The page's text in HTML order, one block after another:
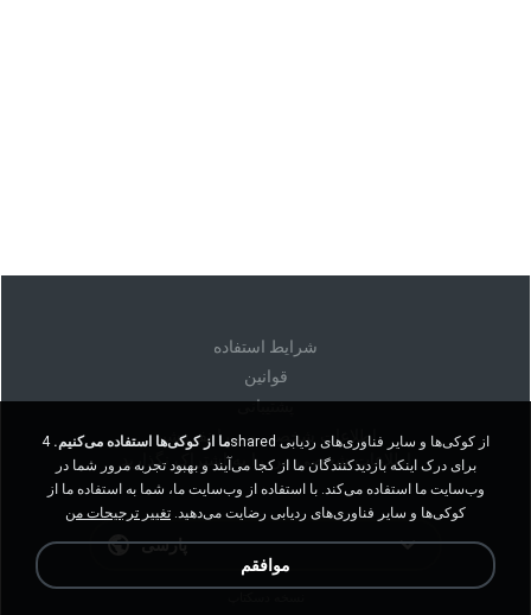
شرايط استفاده
قوانين
پشتیبانی
اطلاعات شخصی من را نفروشید
اطلاعات شخصی من را به اشتراک نگذارید
پارسی
ما از کوکی‌ها استفاده می‌کنیم. 4shared از کوکی‌ها و سایر فناوری‌های ردیابی
برای درک اینکه بازدیدکنندگان ما از کجا می‌آیند و بهبود تجربه مرور شما در
وب‌سایت ما استفاده می‌کند. با استفاده از وب‌سایت ما، شما به استفاده ما از
کوکی‌ها و سایر فناوری‌های ردیابی رضایت می‌دهید. تغییر ترجیحات من
موافقم